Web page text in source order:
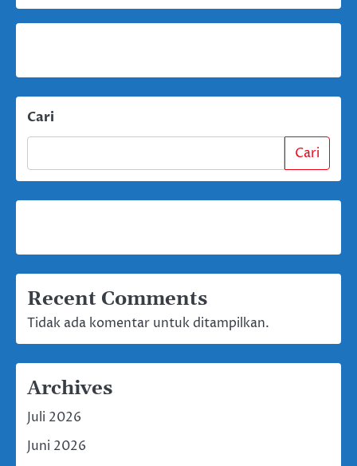
Cari
Cari
Recent Comments
Tidak ada komentar untuk ditampilkan.
Archives
Juli 2026
Juni 2026